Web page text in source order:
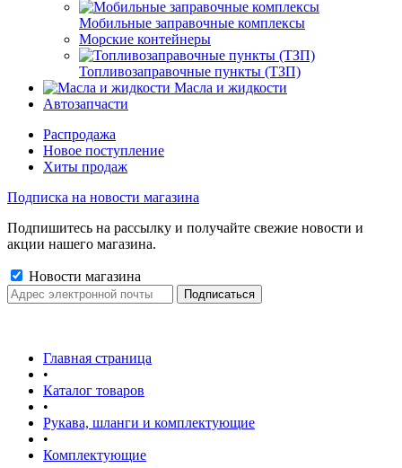
Мобильные заправочные комплексы
Морские контейнеры
Топливозаправочные пункты (ТЗП)
Масла и жидкости
Автозапчасти
Распродажа
Новое поступление
Хиты продаж
Подписка на новости магазина
Подпишитесь на рассылку и получайте свежие новости и
акции нашего магазина.
Новости магазина
Главная страница
•
Каталог товаров
•
Рукава, шланги и комплектующие
•
Комплектующие